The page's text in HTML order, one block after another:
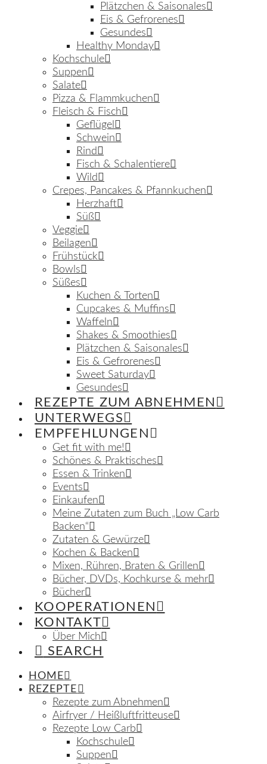
Plätzchen & Saisonales
Eis & Gefrorenes
Gesundes
Healthy Monday
Kochschule
Suppen
Salate
Pizza & Flammkuchen
Fleisch & Fisch
Geflügel
Schwein
Rind
Fisch & Schalentiere
Wild
Crepes, Pancakes & Pfannkuchen
Herzhaft
Süß
Veggie
Beilagen
Frühstück
Bowls
Süßes
Kuchen & Torten
Cupcakes & Muffins
Waffeln
Shakes & Smoothies
Plätzchen & Saisonales
Eis & Gefrorenes
Sweet Saturday
Gesundes
REZEPTE ZUM ABNEHMEN
UNTERWEGS
EMPFEHLUNGEN
Get fit with me!
Schönes & Praktisches
Essen & Trinken
Events
Einkaufen
Meine Zutaten zum Buch „Low Carb
Backen“
Zutaten & Gewürze
Kochen & Backen
Mixen, Rühren, Braten & Grillen
Bücher, DVDs, Kochkurse & mehr
Bücher
KOOPERATIONEN
KONTAKT
Über Mich
SEARCH
HOME
REZEPTE
Rezepte zum Abnehmen
Airfryer / Heißluftfritteuse
Rezepte Low Carb
Kochschule
Suppen